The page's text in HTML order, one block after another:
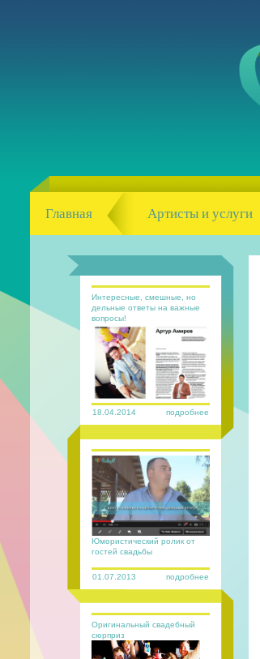
Главная Артисты и услуги
18.04.2014 подробнее
Интересные, смешные, но
дельные ответы на важные
вопросы!
01.07.2013 подробнее
Юмористический ролик от
гостей свадьбы
Оригинальный свадебный
сюрприз